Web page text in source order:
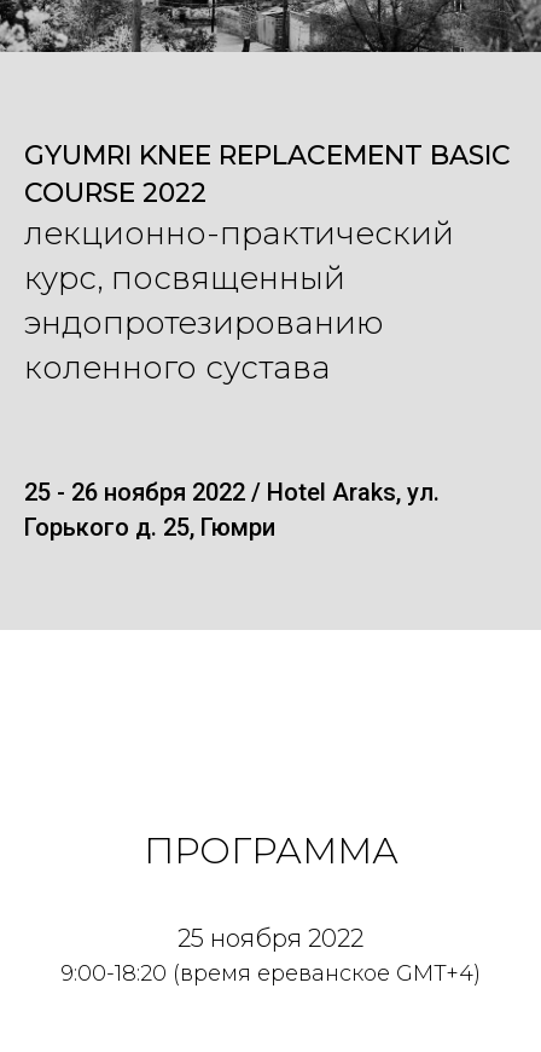
GYUMRI KNEE REPLACEMENT BASIC
COURSE 2022
лекционно-практический
курс, посвященный
эндопротезированию
коленного сустава
25 - 26 ноября 2022 / Hotel Araks, ул.
Горького д. 25, Гюмри
ПРОГРАММА
25 ноября 2022
9:00-18:20 (время ереванское GMT+4)